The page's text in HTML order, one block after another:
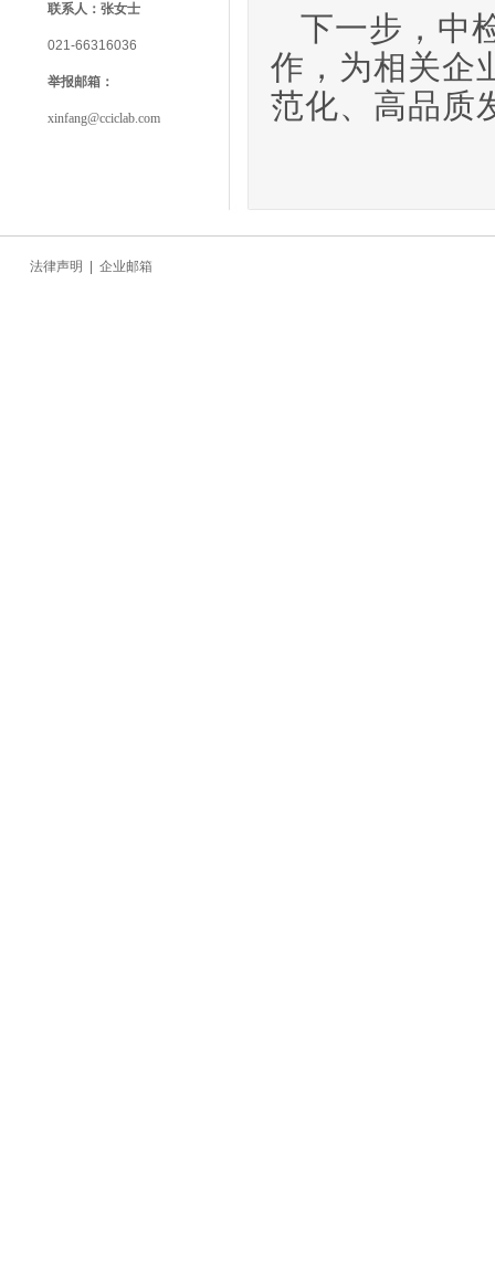
联系人： 张女士
021-66316036
举报邮箱：
xinfang@cciclab.com
下一步，中
作，为相关企
范化、高品质
法律声明 | 企业邮箱